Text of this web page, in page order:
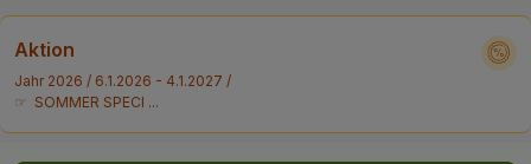
Aktion
Jahr 2026 / 6.1.2026 - 4.1.2027 /
☞ SOMMER SPECI ...